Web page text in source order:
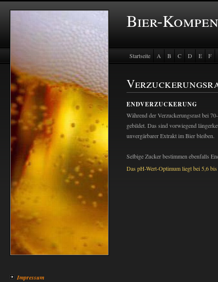
Bier-
Impressum
Startseite A B C D E
F
ENDVERZUCKERUNG
Während der Verzuckerungsrast bei
gebildet. Das sind vorwiegend
unvergärbarer Extrakt im Bier bleiben.
Selbige Zucker bestimmen ebenfalls
Das pH-Wert-Optimum liegt bei 5,6